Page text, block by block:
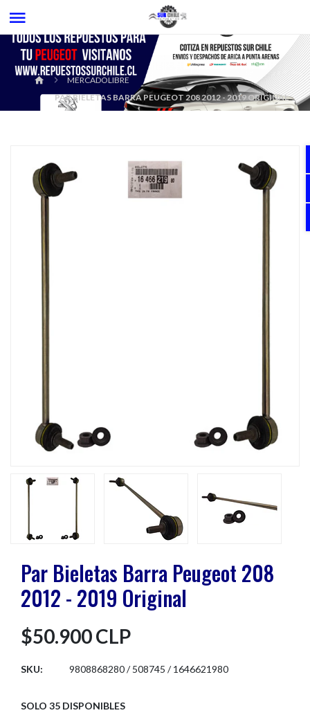
MERCADOLIBRE
PAR BIELETAS BARRA PEUGEOT 208 2012 - 2019 ORIGINAL
Par Bieletas Barra Peugeot 208
2012 - 2019 Original
$50.900 CLP
SKU: 9808868280 / 508745 / 1646621980
SOLO 35 DISPONIBLES